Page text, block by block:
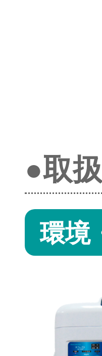
●取
環境